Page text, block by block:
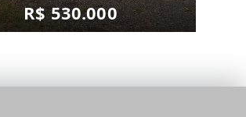
R$ 530.000